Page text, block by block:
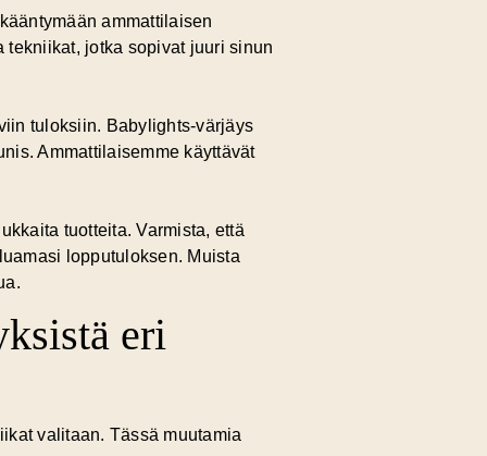
ammattilaisen
tekniikat, jotka sopivat juuri sinun
tuloksiin. Babylights-värjäys
Ammattilaisemme käyttävät
tuotteita. Varmista, että
lopputuloksen. Muista
eri
valitaan. Tässä muutamia